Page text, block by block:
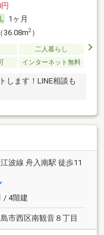
1ヶ月
36.08m2）
二人暮らし
インターネット無料
します！LINE相談も
波線 舟入南駅 徒歩11
/ 4階建
市西区南観音８丁目